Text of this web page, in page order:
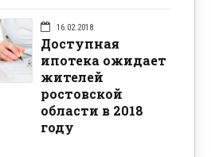
16.02.2018
Доступная
ипотека ожидает
жителей
ростовской
области в 2018
году